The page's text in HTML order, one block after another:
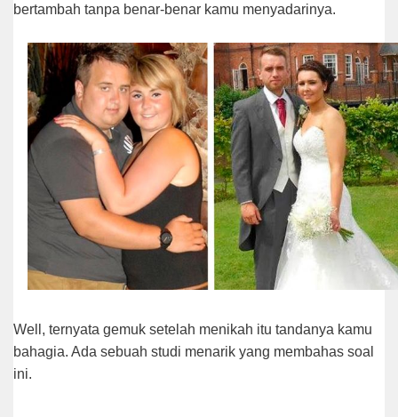
bertambah tanpa benar-benar kamu menyadarinya.
Well, ternyata gemuk setelah menikah itu tandanya kamu
bahagia. Ada sebuah studi menarik yang membahas soal
ini.